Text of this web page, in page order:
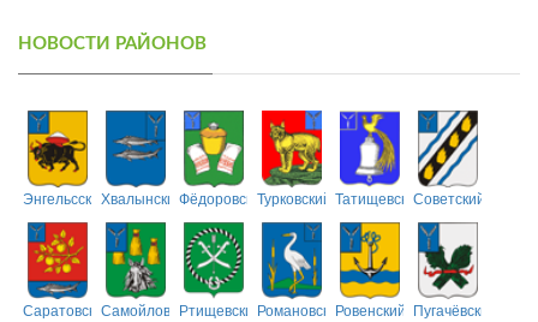
НОВОСТИ РАЙОНОВ
ЭнгельсскийХвалынскийФёдоровскийТурковский ТатищевскийСоветский
СаратовскийСамойловскийРтищевскийРомановскийРовенский Пугачёвский